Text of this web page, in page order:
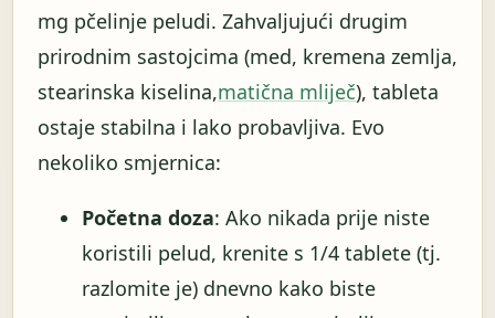
mg pčelinje peludi. Zahvaljujući drugim
prirodnim sastojcima (med, kremena zemlja,
stearinska kiselina,matična mliječ), tableta
ostaje stabilna i lako probavljiva. Evo
nekoliko smjernica:
Početna doza: Ako nikada prije niste
koristili pelud, krenite s 1/4 tablete (tj.
razlomite je) dnevno kako biste